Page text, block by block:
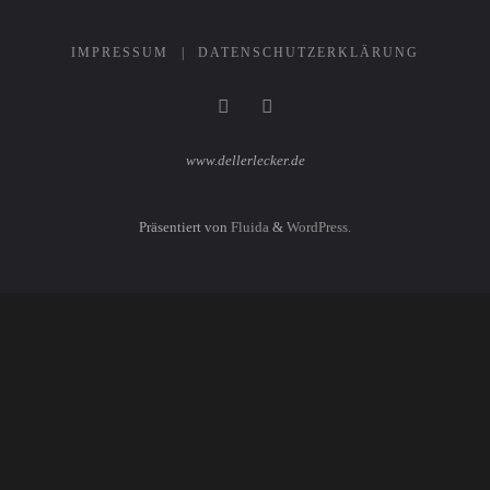
IMPRESSUM DATENSCHUTZERKLÄRUNG
www.dellerlecker.de
Präsentiert von Fluida & WordPress.